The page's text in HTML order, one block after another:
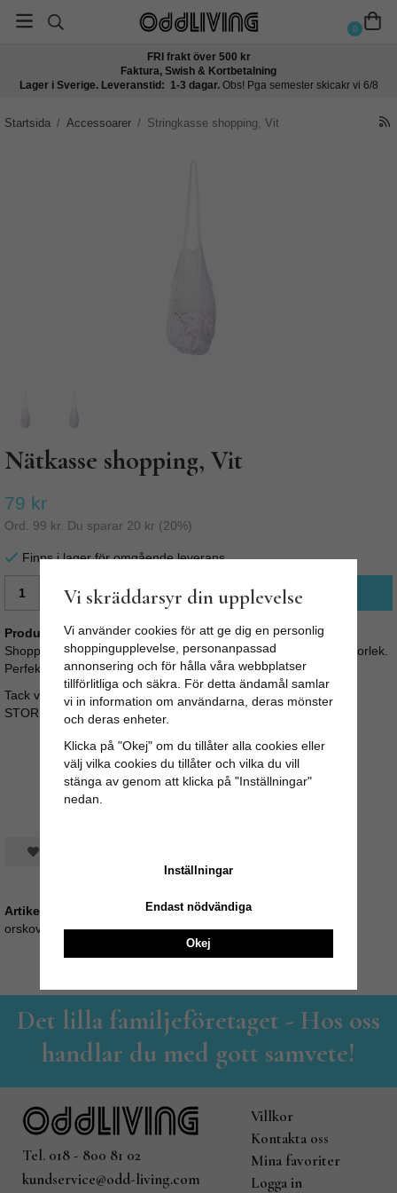
0
FRI frakt över 500 kr
Faktura, Swish & Kortbetalning
Lager i Sverige. Leveranstid: 1-3 dagar. Obs! Pga semester skicakr vi 6/8
Startsida / Accessoarer / Stringkasse shopping, Vit
Nätkasse shopping, Vit
79 kr
Ord. 99 kr . Du sparar 20 kr (20%)
Finns i lager för omgående leverans
LÄGG I VARUKORG
Produktbeskrivning:
Shoppingkasse i 100% bomull. Snygg shoppingpåse i smidig storlek.
Perfekt som extra väska, på stranden eller när du ska handla.
Tack vare nätet blir påsen stretchig och blir väldigt rymlig.
STORLEK: B: 30cm H: 75cm
Spara som favorit
Artikelnummer:
orskov35_530217
Det lilla familjeföretaget - Hos oss
handlar du med gott samvete!
Tel. 018 - 800 81 02
kundservice@odd-living.com
Villkor
Kontakta oss
Mina favoriter
Logga in
Vi skräddarsyr din upplevelse
Vi använder cookies för att ge dig en personlig
shoppingupplevelse, personanpassad
annonsering och för hålla våra webbplatser
tillförlitliga och säkra. För detta ändamål samlar
vi in information om användarna, deras mönster
och deras enheter.
Klicka på "Okej" om du tillåter alla cookies eller
välj vilka cookies du tillåter och vilka du vill
stänga av genom att klicka på "Inställningar"
nedan.
Inställningar
Endast nödvändiga
Okej